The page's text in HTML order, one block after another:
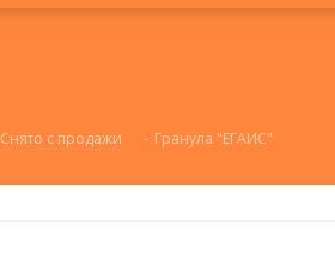
Снято с продажи - Гранула "ЕГАИС"